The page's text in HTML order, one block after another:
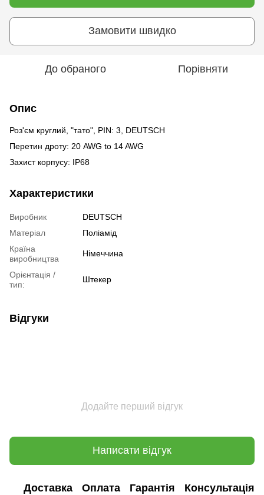
Замовити швидко
До обраного Порівняти
Опис
Роз'єм круглий, "тато", PIN: 3, DEUTSCH
Перетин дроту: 20 AWG to 14 AWG
Захист корпусу: IP68
Характеристики
Виробник
DEUTSCH
Матеріал
Поліамід
Країна
виробництва
Німеччина
Орієнтація /
тип:
Штекер
Відгуки
Додайте перший відгук
Написати відгук
Доставка Оплата Гарантія Консультація